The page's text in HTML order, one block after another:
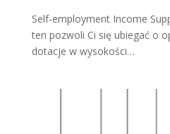
Self-employment Income
ten pozwoli Ci się ubiegać o
dotacje w wysokości…